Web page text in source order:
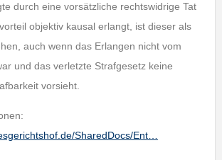
durch eine vorsätzliche rechtswidrige Tat
objektiv kausal erlangt, ist dieser als
auch wenn das Erlangen nicht vom
und das verletzte Strafgesetz keine
vorsieht.
SharedDocs/Ent…